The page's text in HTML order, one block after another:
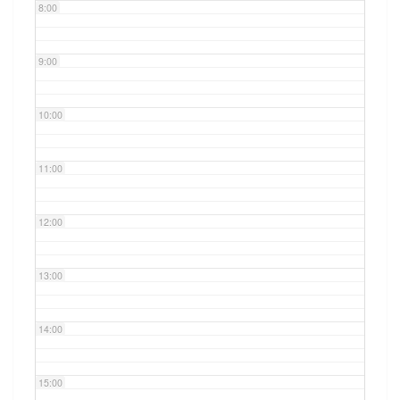
8:00
9:00
10:00
11:00
12:00
13:00
14:00
15:00